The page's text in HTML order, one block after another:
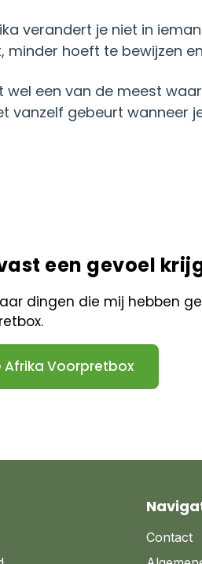
verandert je niet in
minder hoeft te bewijzen
wel een van de meest
vanzelf gebeurt wanneer
een gevoel
dingen die mij hebben
Afrika Voorpretbox
Contact